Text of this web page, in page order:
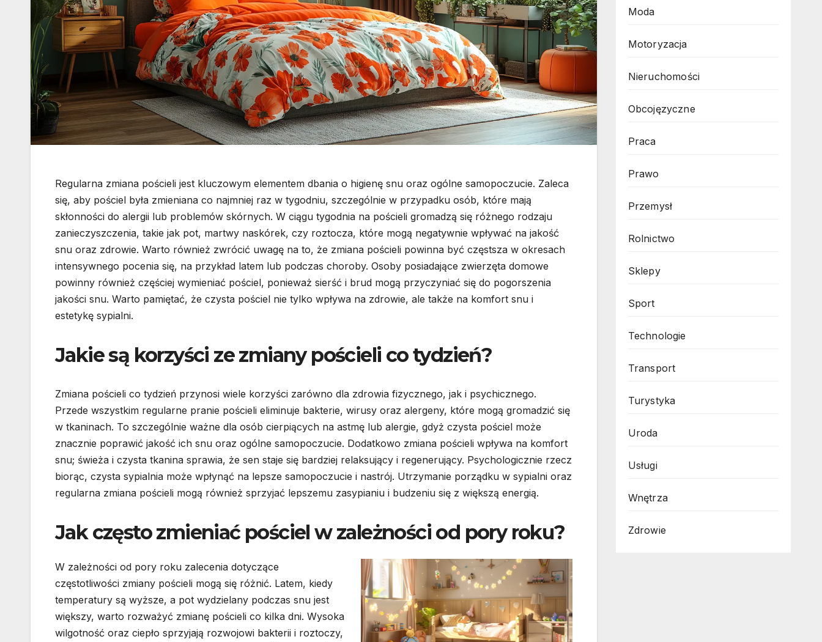
Regularna zmiana pościeli jest kluczowym elementem dbania o higienę snu oraz ogólne samopoczucie. Zaleca
się, aby pościel była zmieniana co najmniej raz w tygodniu, szczególnie w przypadku osób, które mają
skłonności do alergii lub problemów skórnych. W ciągu tygodnia na pościeli gromadzą się różnego rodzaju
zanieczyszczenia, takie jak pot, martwy naskórek, czy roztocza, które mogą negatywnie wpływać na jakość
snu oraz zdrowie. Warto również zwrócić uwagę na to, że zmiana pościeli powinna być częstsza w okresach
intensywnego pocenia się, na przykład latem lub podczas choroby. Osoby posiadające zwierzęta domowe
powinny również częściej wymieniać pościel, ponieważ sierść i brud mogą przyczyniać się do pogorszenia
jakości snu. Warto pamiętać, że czysta pościel nie tylko wpływa na zdrowie, ale także na komfort snu i
estetykę sypialni.
Jakie są korzyści ze zmiany pościeli co tydzień?
Zmiana pościeli co tydzień przynosi wiele korzyści zarówno dla zdrowia fizycznego, jak i psychicznego.
Przede wszystkim regularne pranie pościeli eliminuje bakterie, wirusy oraz alergeny, które mogą gromadzić się
w tkaninach. To szczególnie ważne dla osób cierpiących na astmę lub alergie, gdyż czysta pościel może
znacznie poprawić jakość ich snu oraz ogólne samopoczucie. Dodatkowo zmiana pościeli wpływa na komfort
snu; świeża i czysta tkanina sprawia, że sen staje się bardziej relaksujący i regenerujący. Psychologicznie rzecz
biorąc, czysta sypialnia może wpłynąć na lepsze samopoczucie i nastrój. Utrzymanie porządku w sypialni oraz
regularna zmiana pościeli mogą również sprzyjać lepszemu zasypianiu i budzeniu się z większą energią.
Jak często zmieniać pościel w zależności od pory roku?
W zależności od pory roku zalecenia dotyczące
częstotliwości zmiany pościeli mogą się różnić. Latem, kiedy
temperatury są wyższe, a pot wydzielany podczas snu jest
większy, warto rozważyć zmianę pościeli co kilka dni. Wysoka
wilgotność oraz ciepło sprzyjają rozwojowi bakterii i roztoczy,
Moda
Motoryzacja
Nieruchomości
Obcojęzyczne
Praca
Prawo
Przemysł
Rolnictwo
Sklepy
Sport
Technologie
Transport
Turystyka
Uroda
Usługi
Wnętrza
Zdrowie